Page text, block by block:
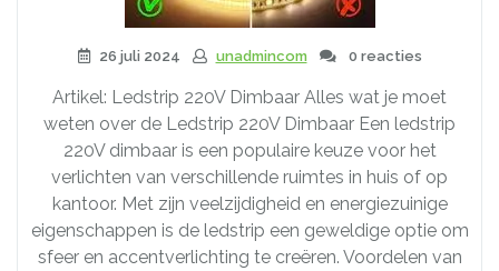
26 juli 2024 unadmincom 0 reacties
Artikel: Ledstrip 220V Dimbaar Alles wat je moet
weten over de Ledstrip 220V Dimbaar Een ledstrip
220V dimbaar is een populaire keuze voor het
verlichten van verschillende ruimtes in huis of op
kantoor. Met zijn veelzijdigheid en energiezuinige
eigenschappen is de ledstrip een geweldige optie om
sfeer en accentverlichting te creëren. Voordelen van